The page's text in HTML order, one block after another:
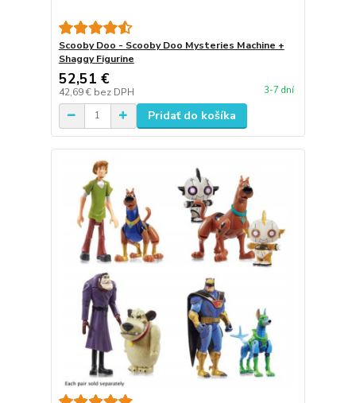
Scooby Doo - Scooby Doo Mysteries Machine +
Shaggy Figurine
52,51 €
42,69 € bez DPH 3-7 dní
Pridať do košíka